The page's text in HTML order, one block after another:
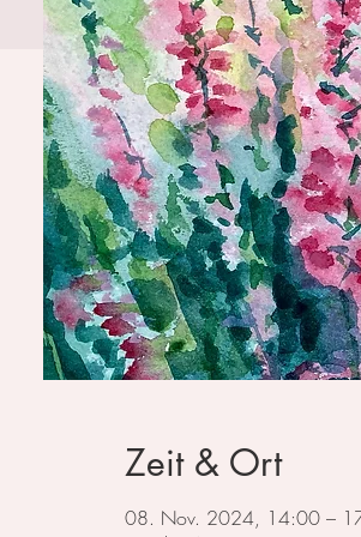
Zeit & Ort
08. Nov. 2024, 14:00 –